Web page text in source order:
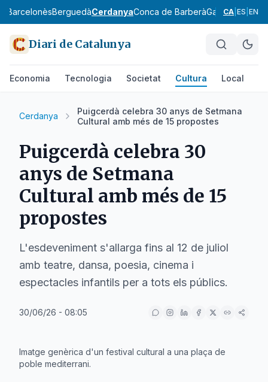
BarcelonèsBerguedàCerdanyaConca de BarberàGarraf
CA ES EN
Diari de Catalunya
Economia Tecnologia Societat Cultura Local
Cerdanya
Puigcerdà celebra 30 anys de Setmana
Cultural amb més de 15 propostes
Puigcerdà celebra 30
anys de Setmana
Cultural amb més de 15
propostes
L'esdeveniment s'allarga fins al 12 de juliol
amb teatre, dansa, poesia, cinema i
espectacles infantils per a tots els públics.
30/06/26 - 08:05
Imatge genèrica d'un festival cultural a una plaça de
poble mediterrani.